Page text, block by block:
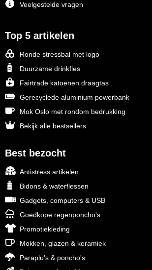
Veelgestelde vragen
Top 5 artikelen
Ronde stressbal met logo
Duurzame drinkfles
Fairtrade katoenen draagtas
Gerecyclede aluminium powerbank
Mok Oslo met rondom bedrukking
Bekijk alle bestsellers
Best bezocht
Antistress artikelen
Bidons & waterflessen
Gadgets, computers & USB
Goedkope regenponcho's
Promotiekleding
Mokken, glazen & keramiek
Paraplu's & poncho's